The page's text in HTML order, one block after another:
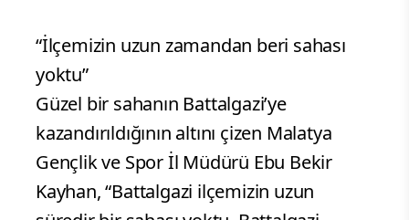
“İlçemizin uzun zamandan beri sahası
yoktu”
Güzel bir sahanın Battalgazi’ye
kazandırıldığının altını çizen Malatya
Gençlik ve Spor İl Müdürü Ebu Bekir
Kayhan, “Battalgazi ilçemizin uzun